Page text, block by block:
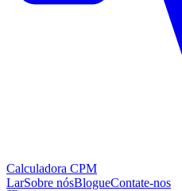
Calculadora CPM
LarSobre nósBlogueContate-nos